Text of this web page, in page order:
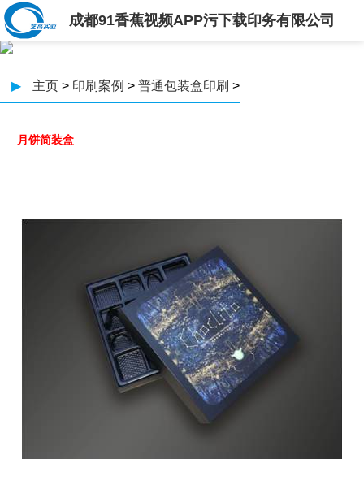
成都91香蕉视频APP污下载印务有限公司
▶ 主页 > 印刷案例 > 普通包装盒印刷 >
月饼简装盒